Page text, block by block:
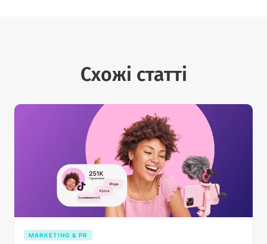
Схожі статті
MARKETING & PR